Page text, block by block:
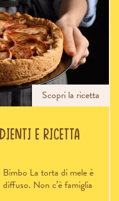
Scopri la ricetta
e ricetta
La torta di mele è
Non c’è famiglia